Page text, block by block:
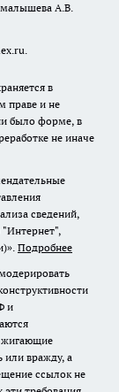
малышева А.В.
в
праве и не
было форме, в
не иначе
сведений,
"Интернет",
Подробнее
и
или вражду, а
ссылок не